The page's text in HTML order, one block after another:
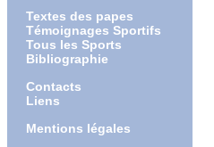
Textes des papes
Témoignages Sportifs
Tous les Sports
Bibliographie
Contacts
Liens
Mentions légales